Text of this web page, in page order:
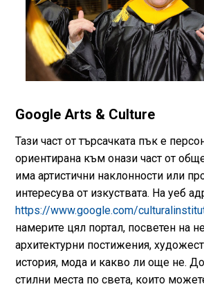
Google Arts & Culture
Тази част от търсачката пък е
ориентирана към онази част от
има артистични наклонности или
интересува от изкуствата. На уеб
https://www.google.com/
намерите цял портал, посветен на
архитектурни постижения,
история, мода и какво ли още не.
стилни места по света, които